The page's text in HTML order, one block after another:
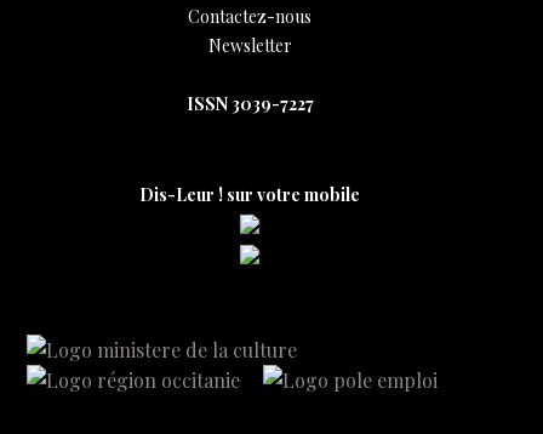
Contactez-nous
Newsletter
ISSN 3039-7227
Dis-Leur ! sur votre mobile